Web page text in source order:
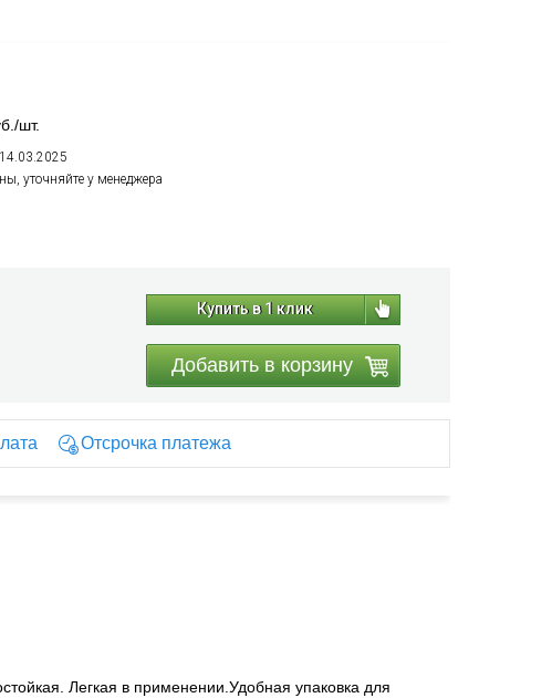
шт.
уточняйте у менеджера
Купить в 1 клик
Добавить в корзину
Отсрочка платежа
Легкая в применении.Удобная упаковка для